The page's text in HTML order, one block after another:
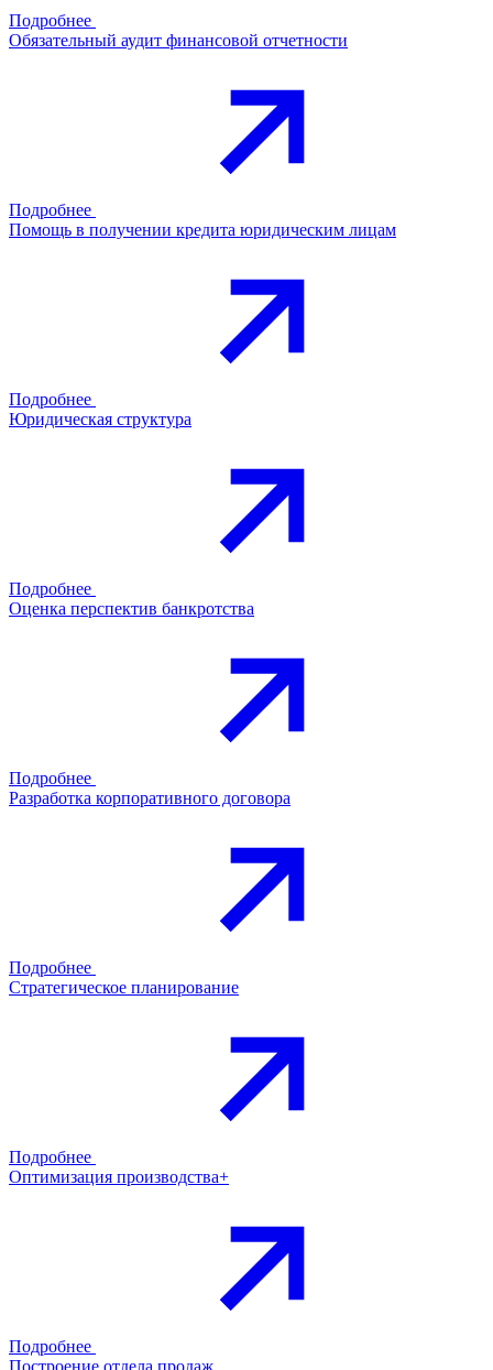
Подробнее
Обязательный аудит финансовой отчетности
Подробнее
Помощь в получении кредита юридическим лицам
Подробнее
Юридическая структура
Подробнее
Оценка перспектив банкротства
Подробнее
Разработка корпоративного договора
Подробнее
Стратегическое планирование
Подробнее
Оптимизация производства+
Подробнее
Построение отдела продаж